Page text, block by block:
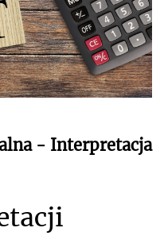
- Interpretacja